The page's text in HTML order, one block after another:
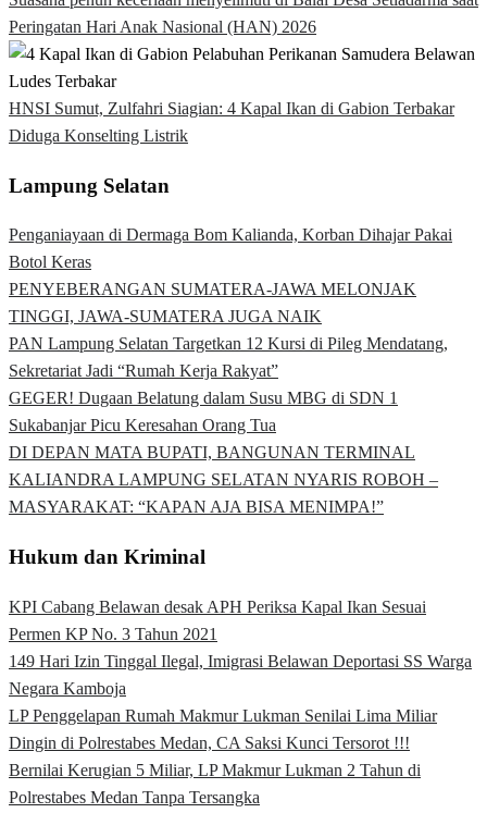
Peringatan Hari Anak Nasional (HAN) 2026
HNSI Sumut, Zulfahri Siagian: 4 Kapal Ikan di Gabion Terbakar
Diduga Konselting Listrik
Lampung Selatan
Penganiayaan di Dermaga Bom Kalianda, Korban Dihajar Pakai
Botol Keras
PENYEBERANGAN SUMATERA-JAWA MELONJAK
TINGGI, JAWA-SUMATERA JUGA NAIK
PAN Lampung Selatan Targetkan 12 Kursi di Pileg Mendatang,
Sekretariat Jadi “Rumah Kerja Rakyat”
GEGER! Dugaan Belatung dalam Susu MBG di SDN 1
Sukabanjar Picu Keresahan Orang Tua
DI DEPAN MATA BUPATI, BANGUNAN TERMINAL
KALIANDRA LAMPUNG SELATAN NYARIS ROBOH –
MASYARAKAT: “KAPAN AJA BISA MENIMPA!”
Hukum dan Kriminal
KPI Cabang Belawan desak APH Periksa Kapal Ikan Sesuai
Permen KP No. 3 Tahun 2021
149 Hari Izin Tinggal Ilegal, Imigrasi Belawan Deportasi SS Warga
Negara Kamboja
LP Penggelapan Rumah Makmur Lukman Senilai Lima Miliar
Dingin di Polrestabes Medan, CA Saksi Kunci Tersorot !!!
Bernilai Kerugian 5 Miliar, LP Makmur Lukman 2 Tahun di
Polrestabes Medan Tanpa Tersangka